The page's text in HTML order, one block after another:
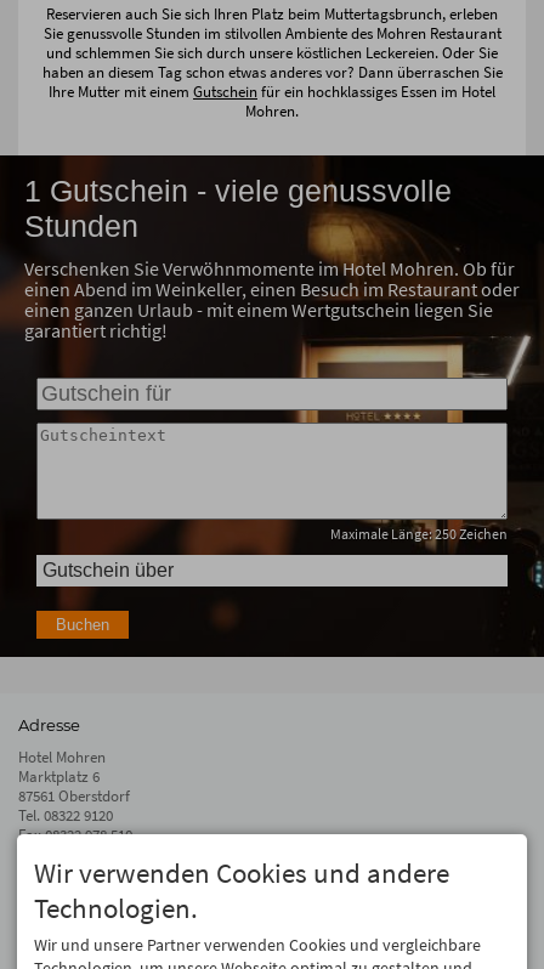
Reservieren auch Sie sich Ihren Platz beim Muttertagsbrunch, erleben
Sie genussvolle Stunden im stilvollen Ambiente des Mohren Restaurant
und schlemmen Sie sich durch unsere köstlichen Leckereien. Oder Sie
haben an diesem Tag schon etwas anderes vor? Dann überraschen Sie
Ihre Mutter mit einem Gutschein für ein hochklassiges Essen im Hotel
Mohren.
1 Gutschein - viele genussvolle
Stunden
Verschenken Sie Verwöhnmomente im Hotel Mohren. Ob für
einen Abend im Weinkeller, einen Besuch im Restaurant oder
einen ganzen Urlaub - mit einem Wertgutschein liegen Sie
garantiert richtig!
Maximale Länge: 250 Zeichen
Buchen
Adresse
Hotel Mohren
Marktplatz 6
87561 Oberstdorf
Tel. 08322 9120
Fax 08322 978 510
info@hotel-mohren.de
Auf dem Laufenden bleiben
Wir geben Ihre E-Mail-Adresse nicht weiter. Wir mögen auch keinen Spam.
Versprochen! Eine Abmeldung ist jederzeit möglich.
Wir verwenden Cookies und andere
Technologien.
Wir und unsere Partner verwenden Cookies und vergleichbare